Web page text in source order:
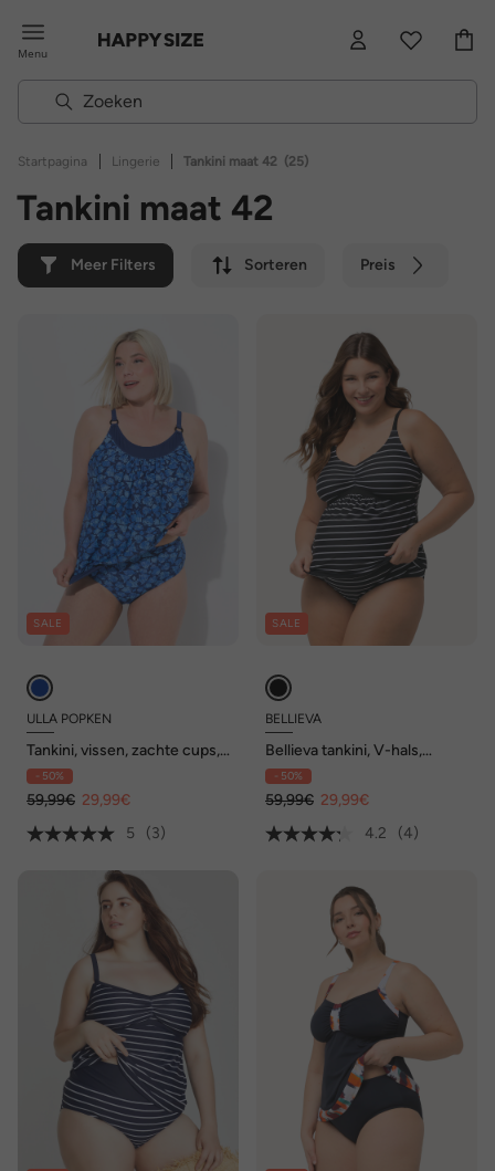
Menu
Startpagina | Lingerie | Tankini maat 42 (25)
Tankini maat 42
Meer Filters Sorteren Preis
SALE
ULLA POPKEN
Tankini, vissen, zachte cups,
elastische zoom, verstelbare
bandjes
- 50%
59,99€ 29,99€
5
(3)
SALE
BELLIEVA
Bellieva tankini, V-hals,
rimpeling, verstelbare
bandjes
- 50%
59,99€ 29,99€
4.2
(4)